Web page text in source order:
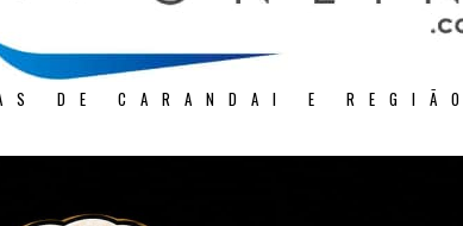
DE CARANDAI E REGIÃO